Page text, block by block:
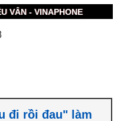
VÂN - VINAPHONE
đi rồi đau" làm